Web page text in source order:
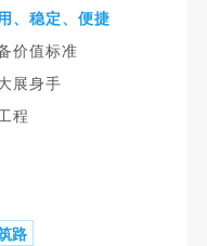
、稳定、便捷
价值标准
展身手
程
路